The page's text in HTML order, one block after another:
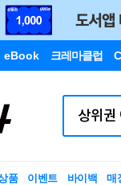
eBook 크레마클럽
품 이벤트 바이백 매